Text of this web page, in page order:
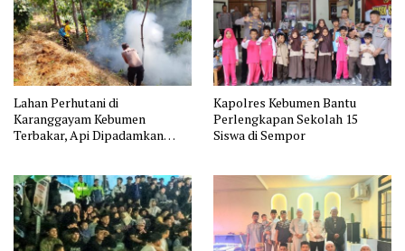
Lahan Perhutani di
Karanggayam Kebumen
Terbakar, Api Dipadamkan
Kapolres Kebumen Bantu
Perlengkapan Sekolah 15
Siswa di Sempor